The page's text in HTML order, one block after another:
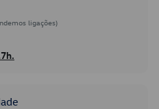
ligações)